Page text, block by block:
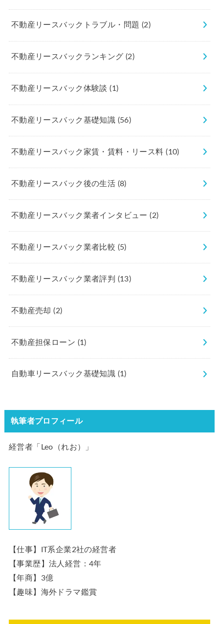
不動産リースバックトラブル・問題 (2)
不動産リースバックランキング(2)
不動産リースバック体験談(1)
不動産リースバック基礎知識 (56)
不動産リースバック家賃・賃料・リース料(10)
不動産リースバック後の生活 (8)
不動産リースバック業者インタビュー(2)
不動産リースバック業者比較 (5)
不動産リースバック業者評判 (13)
不動産売却(2)
不動産担保ローン (1)
自動車リースバック基礎知識 (1)
執筆者プロフィール
経営者「Leo（れお）」
【仕事】IT系企業2社の経営者
【事業歴】法人経営：4年
【年商】3億
【趣味】海外ドラマ鑑賞